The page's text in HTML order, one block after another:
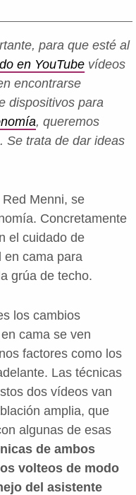
para que esté al
en YouTube vídeos
encontrarse
dispositivos para
, queremos
Se trata de dar ideas
Menni, se
Concretamente
el cuidado de
en cama para
grúa de techo.
los cambios
cama se ven
factores como los
Las técnicas
dos vídeos van
amplia, que
algunas de esas
de ambos
volteos de modo
del asistente